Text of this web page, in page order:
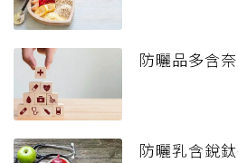
防曬品多含
防曬乳含銳